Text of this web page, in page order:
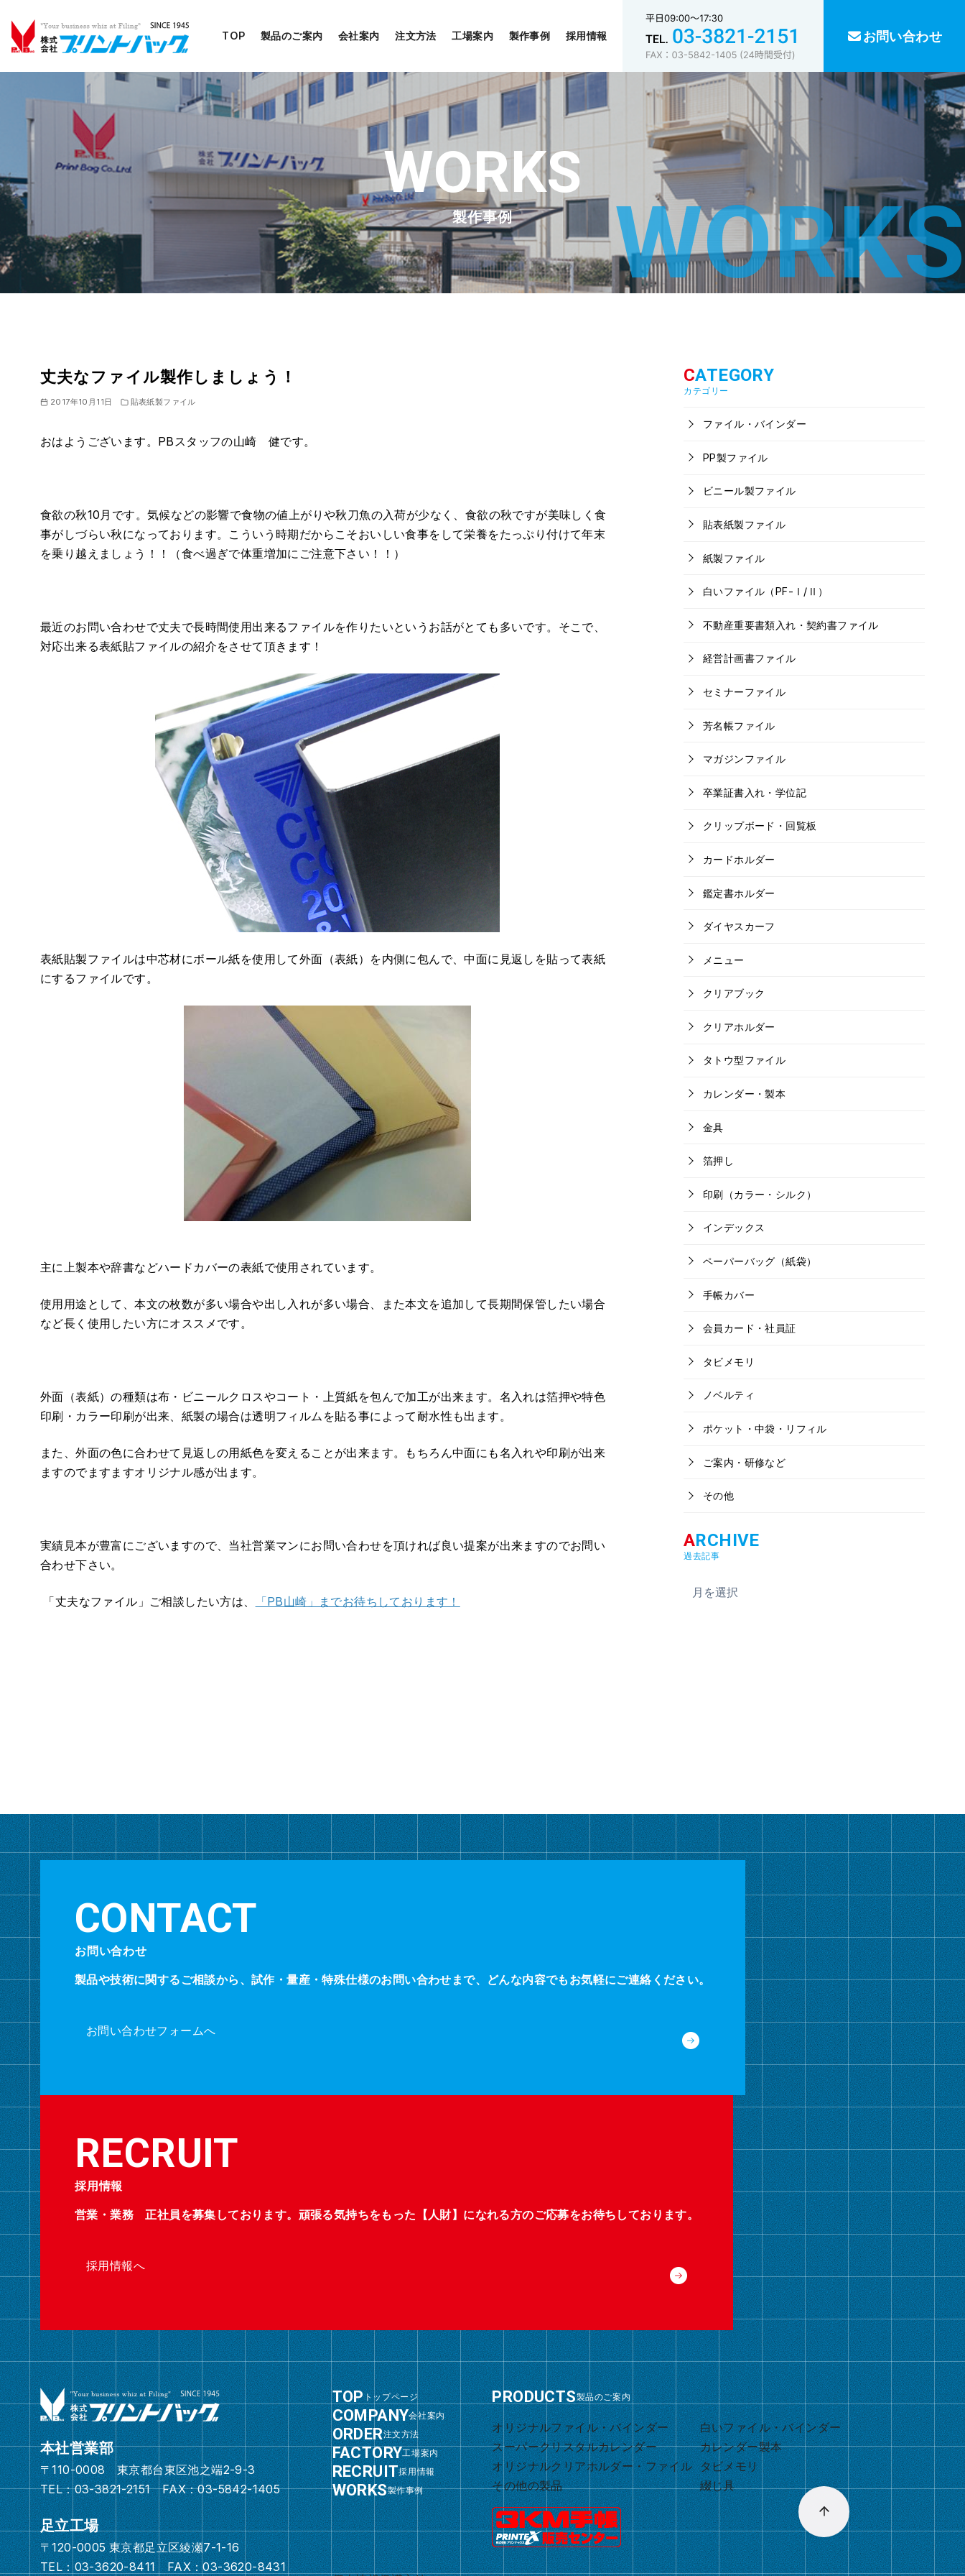
へ
移
TOP 製品のご案内 会社案内 注文方法 工場案内 製作事例 採用情報 お問い合わせ
製作事例
丈夫なファイル製作しましょう！
2017年10月11日 貼表紙製ファイル
おはようございます。PBスタッフの山崎 健です。
食欲の秋10月です。気候などの影響で食物の値上がりや秋刀魚の入荷が少なく、食欲の秋ですが美味しく食
事がしづらい秋になっております。こういう時期だからこそおいしい食事をして栄養をたっぷり付けて年末
を乗り越えましょう！！（食べ過ぎで体重増加にご注意下さい！！）
最近のお問い合わせで丈夫で長時間使用出来るファイルを作りたいというお話がとても多いです。そこで、
対応出来る表紙貼ファイルの紹介をさせて頂きます！
表紙貼製ファイルは中芯材にボール紙を使用して外面（表紙）を内側に包んで、中面に見返しを貼って表紙
にするファイルです。
主に上製本や辞書などハードカバーの表紙で使用されています。
使用用途として、本文の枚数が多い場合や出し入れが多い場合、また本文を追加して長期間保管したい場合
など長く使用したい方にオススメです。
外面（表紙）の種類は布・ビニールクロスやコート・上質紙を包んで加工が出来ます。名入れは箔押や特色
印刷・カラー印刷が出来、紙製の場合は透明フィルムを貼る事によって耐水性も出ます。
また、外面の色に合わせて見返しの用紙色を変えることが出来ます。もちろん中面にも名入れや印刷が出来
ますのでますますオリジナル感が出ます。
実績見本が豊富にございますので、当社営業マンにお問い合わせを頂ければ良い提案が出来ますのでお問い
合わせ下さい。
「丈夫なファイル」ご相談したい方は、 「PB山崎」までお待ちしております！
カテゴリー
ファイル・バインダー
PP製ファイル
ビニール製ファイル
貼表紙製ファイル
紙製ファイル
白いファイル（PF-Ⅰ/Ⅱ）
不動産重要書類入れ・契約書ファイル
経営計画書ファイル
セミナーファイル
芳名帳ファイル
マガジンファイル
卒業証書入れ・学位記
クリップボード・回覧板
カードホルダー
鑑定書ホルダー
ダイヤスカーフ
メニュー
クリアブック
クリアホルダー
タトウ型ファイル
カレンダー・製本
金具
箔押し
印刷（カラー・シルク）
インデックス
ペーパーバッグ（紙袋）
手帳カバー
会員カード・社員証
タビメモリ
ノベルティ
ポケット・中袋・リフィル
ご案内・研修など
その他
過去記事
ー
お問い合わせ
製品や技術に関するご相談から、試作・量産・特殊仕様のお問い合わせまで、どんな内容でもお気軽にご連絡ください。
お問い合わせフォームへ
採用情報
営業・業務 正社員を募集しております。頑張る気持ちをもった【人財】になれる方のご応募をお待ちしております。
採用情報へ
本社営業部
〒110-0008 東京都台東区池之端2-9-3
TEL：03-3821-2151 FAX：03-5842-1405
足立工場
〒120-0005 東京都足立区綾瀬7-1-16
TEL：03-3620-8411 FAX：03-3620-8431
トップページ
グ
ル
ー
プ
リ
ン
ク
会社案内
グ
ル
ー
プ
リ
ン
ク
注文方法
グ
ル
ー
プ
リ
ン
ク
工場案内
グ
ル
ー
プ
リ
ン
ク
採用情報
グ
ル
ー
プ
リ
ン
製作事例
グ
ル
ー
プ
リ
製品のご案内
オリジナルファイル・バインダー
白いファイル・バインダー
スーパークリスタルカレンダー
カレンダー製本
オリジナルクリアホルダー・ファイル タビメモリ
その他の製品
綴じ具